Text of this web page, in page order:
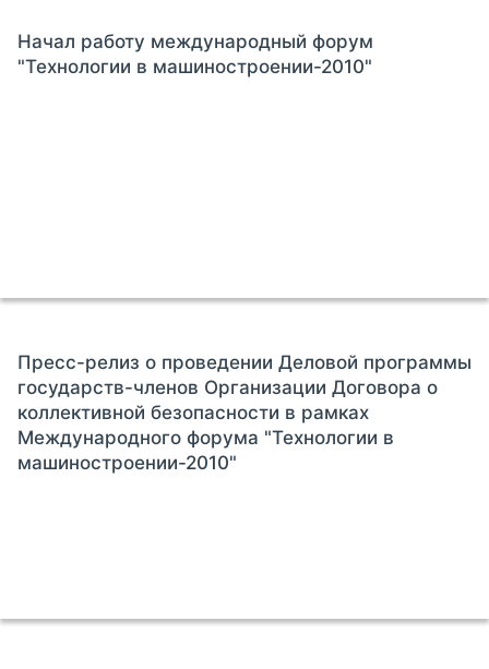
Начал работу международный форум
"Технологии в машиностроении-2010"
Пресс-релиз о проведении Деловой программы
государств-членов Организации Договора о
коллективной безопасности в рамках
Международного форума "Технологии в
машиностроении-2010"